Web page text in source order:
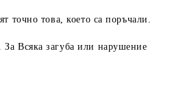
точно това, което са поръчали.
Всяка загуба или нарушение